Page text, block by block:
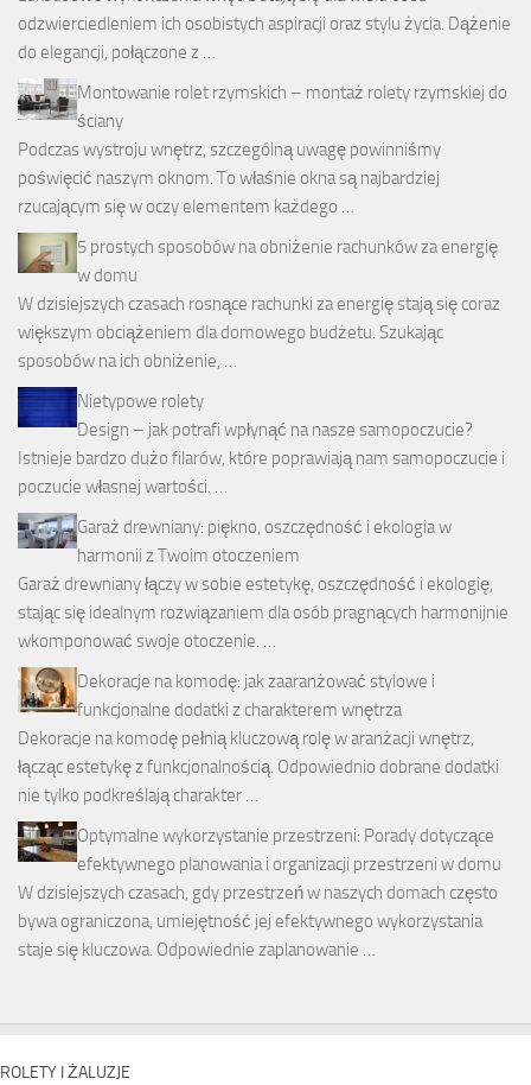
odzwierciedleniem ich osobistych aspiracji oraz stylu życia. Dążenie
do elegancji, połączone z …
Montowanie rolet rzymskich – montaż rolety rzymskiej do
ściany
Podczas wystroju wnętrz, szczególną uwagę powinniśmy
poświęcić naszym oknom. To właśnie okna są najbardziej
rzucającym się w oczy elementem każdego …
5 prostych sposobów na obniżenie rachunków za energię
w domu
W dzisiejszych czasach rosnące rachunki za energię stają się coraz
większym obciążeniem dla domowego budżetu. Szukając
sposobów na ich obniżenie, …
Nietypowe rolety
Design – jak potrafi wpłynąć na nasze samopoczucie?
Istnieje bardzo dużo filarów, które poprawiają nam samopoczucie i
poczucie własnej wartości. …
Garaż drewniany: piękno, oszczędność i ekologia w
harmonii z Twoim otoczeniem
Garaż drewniany łączy w sobie estetykę, oszczędność i ekologię,
stając się idealnym rozwiązaniem dla osób pragnących harmonijnie
wkomponować swoje otoczenie. …
Dekoracje na komodę: jak zaaranżować stylowe i
funkcjonalne dodatki z charakterem wnętrza
Dekoracje na komodę pełnią kluczową rolę w aranżacji wnętrz,
łącząc estetykę z funkcjonalnością. Odpowiednio dobrane dodatki
nie tylko podkreślają charakter …
Optymalne wykorzystanie przestrzeni: Porady dotyczące
efektywnego planowania i organizacji przestrzeni w domu
W dzisiejszych czasach, gdy przestrzeń w naszych domach często
bywa ograniczona, umiejętność jej efektywnego wykorzystania
staje się kluczowa. Odpowiednie zaplanowanie …
ROLETY I ŻALUZJE